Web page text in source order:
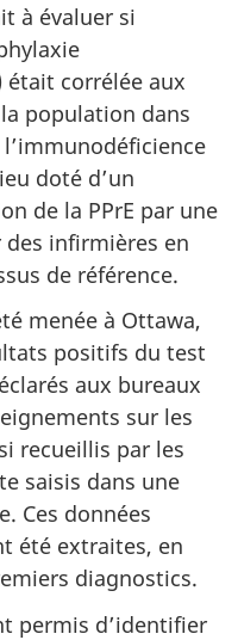
à évaluer si
était corrélée aux
population dans
doté d’un
de la PPrE par une
des infirmières en
de référence.
menée à Ottawa,
positifs du test
aux bureaux
sur les
recueillis par les
saisis dans une
Ces données
été extraites, en
diagnostics.
permis d’identifier